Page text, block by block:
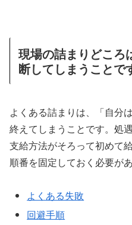
現場の詰まりどころ
断してしまうことで
よくある詰まりは、「自分
終えてしまうことです。処
支給方法がそろって初めて
順番を固定しておく必要があ
よくある失敗
回避手順